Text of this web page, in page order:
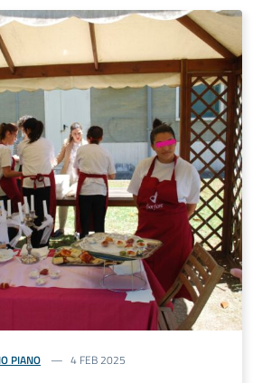
PIANO 4 FEB 2025